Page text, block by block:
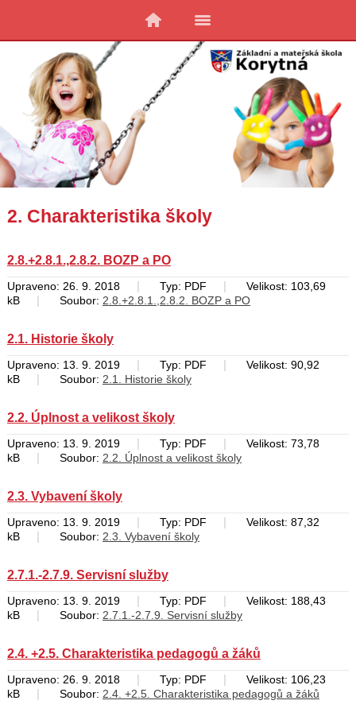
2. Charakteristika školy
2.8.+2.8.1.,2.8.2. BOZP a PO
Upraveno: 26. 9. 2018 | Typ: PDF |
Velikost: 103,69
kB
| Soubor: 2.8.+2.8.1.,2.8.2. BOZP a PO
2.1. Historie školy
Upraveno: 13. 9. 2019 | Typ: PDF |
Velikost: 90,92
kB
| Soubor: 2.1. Historie školy
2.2. Úplnost a velikost školy
Upraveno: 13. 9. 2019 | Typ: PDF |
Velikost: 73,78
kB
| Soubor: 2.2. Úplnost a velikost školy
2.3. Vybavení školy
Upraveno: 13. 9. 2019 | Typ: PDF |
Velikost: 87,32
kB
| Soubor: 2.3. Vybavení školy
2.7.1.-2.7.9. Servisní služby
Upraveno: 13. 9. 2019 | Typ: PDF |
Velikost: 188,43
kB
| Soubor: 2.7.1.-2.7.9. Servisní služby
2.4. +2.5. Charakteristika pedagogů a žáků
Upraveno: 26. 9. 2018 | Typ: PDF |
Velikost: 106,23
kB
| Soubor: 2.4. +2.5. Charakteristika pedagogů a žáků